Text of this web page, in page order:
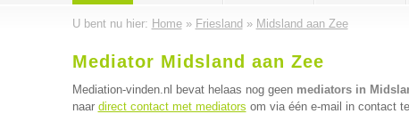
U bent nu hier: Home» Friesland » Midsland aan Zee
Mediator Midsland aan Zee
Mediation-vinden.nl bevat helaas nog geen mediators in
naar direct contact met mediators om via één e-mail in contact